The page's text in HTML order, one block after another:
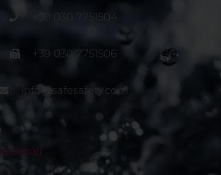
+39 030 7751504
+39 030 7751506
info@safesafety.com